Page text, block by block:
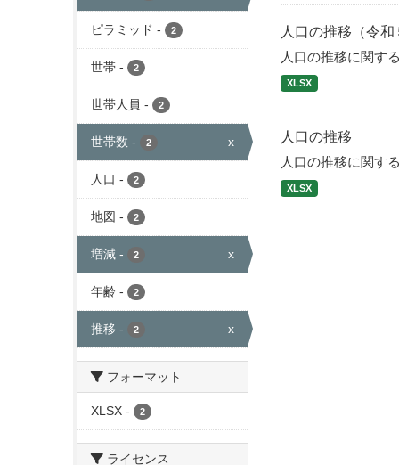
ピラミッド - 2
世帯 - 2
世帯人員 - 2
世帯数 - 2 x
人口 - 2
地図 - 2
増減 - 2 x
年齢 - 2
推移 - 2 x
フォーマット
XLSX - 2
ライセンス
人口の推移（令和
人口の推移に関す
XLSX
人口の推移
人口の推移に関す
XLSX